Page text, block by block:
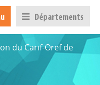
Départements
du Carif-Oref de